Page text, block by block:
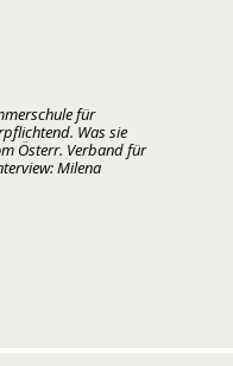
für
Was sie
Österr. Verband für
Milena